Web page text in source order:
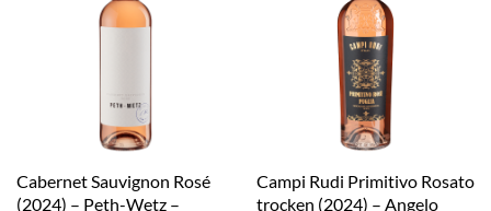
Cabernet Sauvignon Rosé
(2024) – Peth-Wetz –
Campi Rudi Primitivo Rosato
trocken (2024) – Angelo